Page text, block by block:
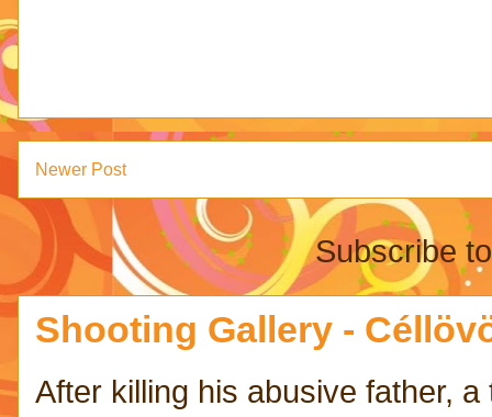
Newer Post
Subscribe
Shooting Gallery -
After killing his abusive father,